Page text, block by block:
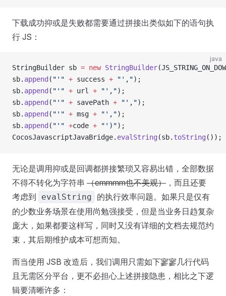
下载成功抑或是失败都需要通过拼接出类似如下的语句执
行 JS：
java
StringBuilder sb = new StringBuilder
sb. append ( "'" + success + "',");
sb. append ( "'" + url + "',");
sb. append ( "'" + savePath + "',");
sb. append ( "'" + msg + "',");
sb. append ( "'" +code + "')");
CocosJavascriptJavaBridge. evalString (sb. toString ());
无论是调用抑或是回调都拼接繁琐又容易出错，全部数据
不得不转化为字符串 （emmmm也不美观） ，而且还要
考虑到
evalString
的执行效率问题。如果只是仅有
的少数业务场景在使用尚勉强接受，但是当业务日趋复杂
庞大，如果都要这样写，同时又没有详细的文档去规范约
束，其后期维护成本可想而知。
而当使用 JSB 改造后，我们调用只需如下寥寥几行代码
且无需区分平台，更不必担心上述拼接隐患，相比之下逻
辑要清晰许多：